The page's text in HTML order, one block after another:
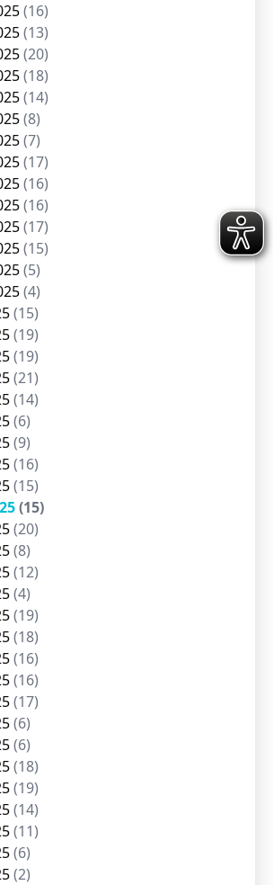
(16)
(13)
(20)
(18)
(14)
(8)
(7)
(17)
(16)
(16)
(17)
(15)
(5)
(4)
(15)
(19)
(19)
(21)
(14)
(6)
(9)
(16)
(15)
(15)
(20)
(8)
(12)
(4)
(19)
(18)
(16)
(16)
(17)
(6)
(6)
(18)
(19)
(14)
(11)
(6)
(2)